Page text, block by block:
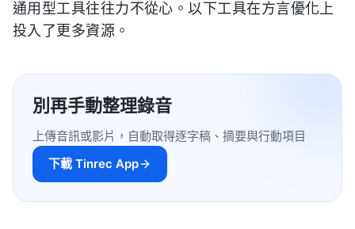
通用型工具往往力不從心。以下工具在方言優化上
投入了更多資源。
別再手動整理錄音
上傳音訊或影片，自動取得逐字稿、摘要與行動項目
下載 Tinrec App